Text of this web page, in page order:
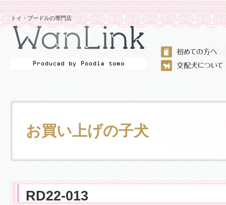
トイ・プードルの専門店
お買い上げの子犬
RD22-013